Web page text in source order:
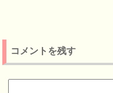
コメントを残す